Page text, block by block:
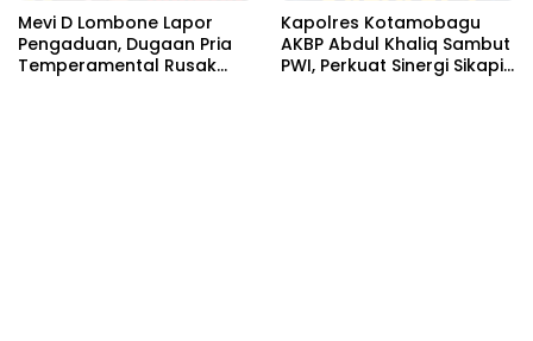
Mevi D Lombone Lapor
Pengaduan, Dugaan Pria
Temperamental Rusak
Kapolres Kotamobagu
AKBP Abdul Khaliq Sambut
PWI, Perkuat Sinergi Sikapi